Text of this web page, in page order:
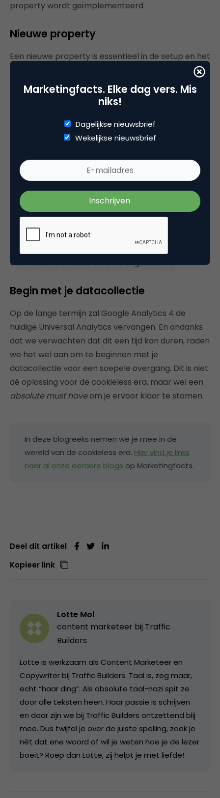
property wordt geïmplementeerd.
Nieuwe property
Een nieuwe property is essentieel in de setup en het
uiteindelijke gebruik van Google Analytics 4. Maar
een nieuwe property houdt in dat er geen data is
om te zien, analyseren of te optimaliseren. Daarom
nieuwe property zo snel mogelijk te installeren. Je
kunt alle gegevens zien die binnenkomen in je
bent. In de tussentijd verzamel je inkomende data
binnen je Google Analytics 4 property. Dit betekent
dat zowel de nieuwe als oude versie Analytics data
verzamelt. Hierdoor kun je duidelijk de verschillen
tussen de beide versies zien, maar nog belangrijker
is dat je het risico van dataverlies in de toekomst
van data tot de oude versie is uitgefaseerd.
Begin met je datacollectie
Op de lange termijn zal Google Analytics 4 de
huidige Universal Analytics vervangen. En ondanks
dat we verwachten dat dit een tijd kan duren, raden
we het wel aan om te beginnen met je
datacollectie voor een soepele overgang. Dit is niet
dé oplossing voor de cookieless era, maar wel een
absolute must haveom je ervoor klaar te stomen.
In deze blogreeks nemen we je mee in de
wereld van de cookieless era. Hier vind je links
naar al onze eerdere blogs op Marketingfacts.
Deel dit artikel
Kopieer link
Lotte Mol
content marketeer bij Traffic
Builders
Lotte is werkzaam als Content Marketeer en
Copywriter bij Traffic Builders. Taal is, zeg maar,
echt “haar ding”. Als absolute taal-nazi spit ze
door alle teksten heen. Haar passie is schrijven
en daar zijn we bij Traffic Builders ontzettend blij
mee. Dus twijfel je over de juiste spelling, zoek je
nét dat ene woord of wil je weten hoe je de lezer
boeit? Roep dan Lotte, zij helpt je met liefde!
Marketingfacts. Elke dag vers. Mis
niks!
Dagelijkse nieuwsbrief
Wekelijkse nieuwsbrief